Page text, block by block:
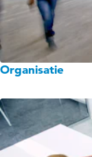
Organisatie